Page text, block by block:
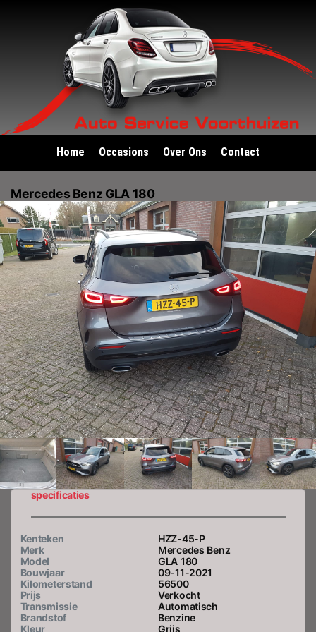
Home Occasions Over Ons Contact
Mercedes Benz GLA 180
specificaties
Kenteken
HZZ-45-P
Merk
Mercedes Benz
Model
GLA 180
Bouwjaar
09-11-2021
Kilometerstand
56500
Prijs
Verkocht
Transmissie
Automatisch
Brandstof
Benzine
Kleur
Grijs